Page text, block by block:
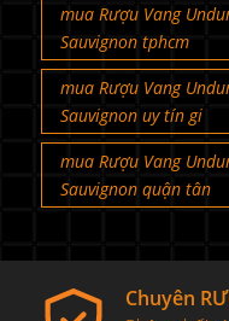
mua Rượu Vang
Sauvignon tphcm
mua Rượu Vang
Sauvignon uy tín gi
mua Rượu Vang
Sauvignon quận tân
Chuyên